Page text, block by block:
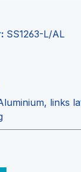
SS1263-L/AL
links